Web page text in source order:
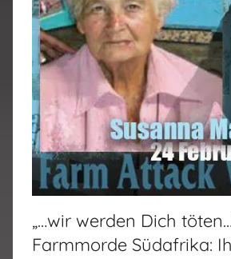
„…wir werden Dich
Farmmorde Südafrika: